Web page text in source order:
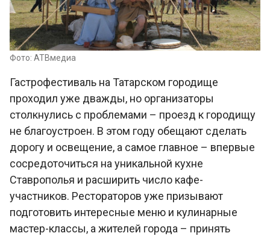
Фото: АТВмедиа
Гастрофестиваль на Татарском городище
проходил уже дважды, но организаторы
столкнулись с проблемами – проезд к городищу
не благоустроен. В этом году обещают сделать
дорогу и освещение, а самое главное – впервые
сосредоточиться на уникальной кухне
Ставрополья и расширить число кафе-
участников. Рестораторов уже призывают
подготовить интересные меню и кулинарные
мастер-классы, а жителей города – принять